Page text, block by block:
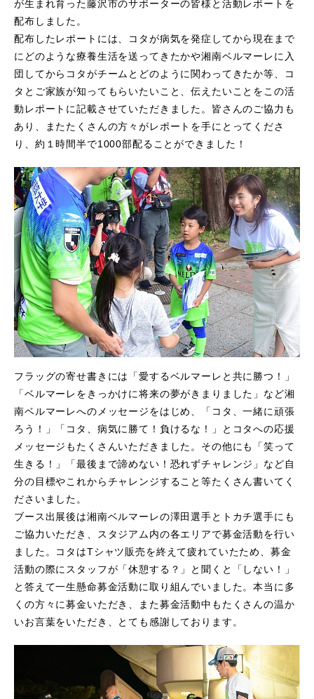
が生まれ育った藤沢市のサポーターの皆様と活動レポートを
配布しました。
配布したレポートには、コタが病気を発症してから現在まで
にどのような療養生活を送ってきたかや湘南ベルマーレに入
団してからコタがチームとどのように関わってきたか等、コ
タとご家族が知ってもらいたいこと、伝えたいことをこの活
動レポートに記載させていただきました。皆さんのご協力も
あり、またたくさんの方々がレポートを手にとってくださ
り、約１時間半で1000部配ることができました！
フラッグの寄せ書きには「愛するベルマーレと共に勝つ！」
「ベルマーレをきっかけに将来の夢がきまりました」など湘
南ベルマーレへのメッセージをはじめ、「コタ、一緒に頑張
ろう！」「コタ、病気に勝て！負けるな！」とコタへの応援
メッセージもたくさんいただきました。その他にも「笑って
生きる！」「最後まで諦めない！恐れずチャレンジ」など自
分の目標やこれからチャレンジすること等たくさん書いてく
ださいました。
ブース出展後は湘南ベルマーレの澤田選手とトカチ選手にも
ご協力いただき、スタジアム内の各エリアで募金活動を行い
ました。コタはTシャツ販売を終えて疲れていたため、募金
活動の際にスタッフが「休憩する？」と聞くと「しない！」
と答えて一生懸命募金活動に取り組んでいました。本当に多
くの方々に募金いただき、また募金活動中もたくさんの温か
いお言葉をいただき、とても感謝しております。